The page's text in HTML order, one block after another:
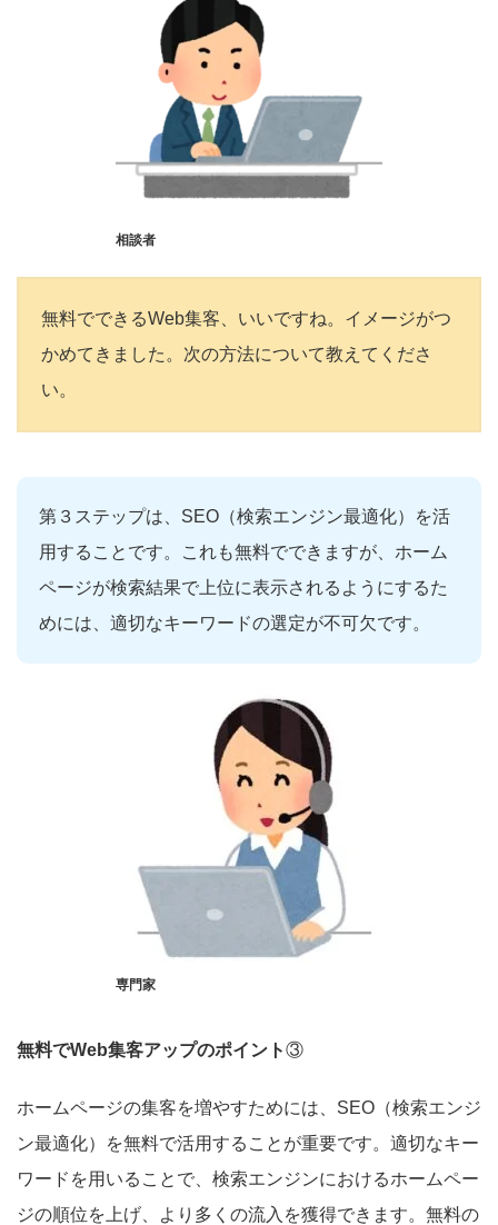
相談者
無料でできるWeb集客、いいですね。イメージがつ
かめてきました。次の方法について教えてくださ
い。
第３ステップは、SEO（検索エンジン最適化）を活
用することです。これも無料でできますが、ホーム
ページが検索結果で上位に表示されるようにするた
めには、適切なキーワードの選定が不可欠です。
専門家
無料でWeb集客アップのポイント③
ホームページの集客を増やすためには、SEO（検索エンジ
ン最適化）を無料で活用することが重要です。適切なキー
ワードを用いることで、検索エンジンにおけるホームペー
ジの順位を上げ、より多くの流入を獲得できます。無料の